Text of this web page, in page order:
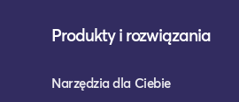
Produkty i rozwiązania
Narzędzia dla Ciebie